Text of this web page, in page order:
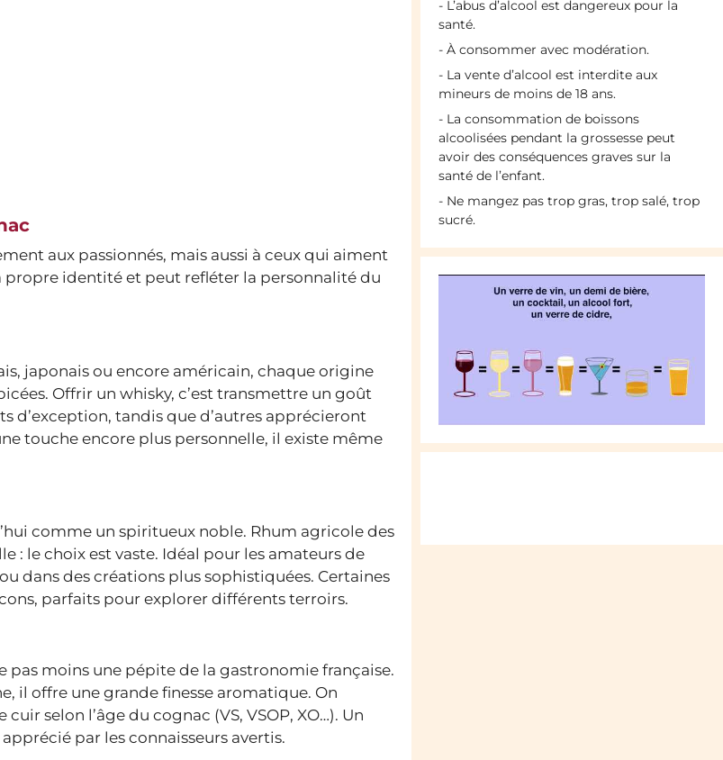
aux passionnés, mais aussi à ceux qui aiment
propre identité et peut refléter la personnalité du
japonais ou encore américain, chaque origine
Offrir un whisky, c’est transmettre un goût
d’exception, tandis que d’autres apprécieront
touche encore plus personnelle, il existe même
comme un spiritueux noble. Rhum agricole des
: le choix est vaste. Idéal pour les amateurs de
dans des créations plus sophistiquées. Certaines
parfaits pour explorer différents terroirs.
pas moins une pépite de la gastronomie française.
il offre une grande finesse aromatique. On
selon l’âge du cognac (VS, VSOP, XO…). Un
par les connaisseurs avertis.
- L’abus d’alcool est dangereux pour la
santé.
- À consommer avec modération.
- La vente d’alcool est interdite aux
mineurs de moins de 18 ans.
- La consommation de boissons
alcoolisées pendant la grossesse peut
avoir des conséquences graves sur la
santé de l’enfant.
- Ne mangez pas trop gras, trop salé, trop
sucré.